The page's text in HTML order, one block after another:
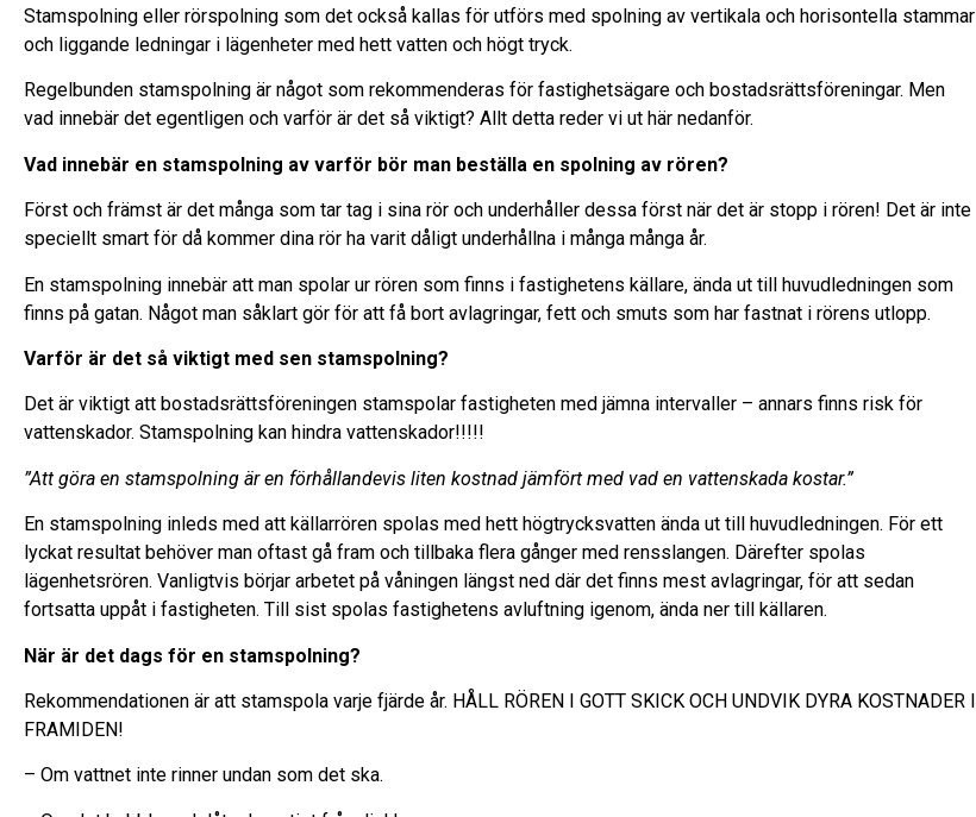
Stamspolning eller rörspolning som det också kallas för utförs med spolning av vertikala och horisontella stammar
och liggande ledningar i lägenheter med hett vatten och högt tryck.
Regelbunden stamspolning är något som rekommenderas för fastighetsägare och bostadsrättsföreningar. Men
vad innebär det egentligen och varför är det så viktigt? Allt detta reder vi ut här nedanför.
Vad innebär en stamspolning av varför bör man beställa en spolning av rören?
Först och främst är det många som tar tag i sina rör och underhåller dessa först när det är stopp i rören! Det är inte
speciellt smart för då kommer dina rör ha varit dåligt underhållna i många många år.
En stamspolning innebär att man spolar ur rören som finns i fastighetens källare, ända ut till huvudledningen som
finns på gatan. Något man såklart gör för att få bort avlagringar, fett och smuts som har fastnat i rörens utlopp.
Varför är det så viktigt med sen stamspolning?
Det är viktigt att bostadsrättsföreningen stamspolar fastigheten med jämna intervaller – annars finns risk för
vattenskador. Stamspolning kan hindra vattenskador!!!!!
”Att göra en stamspolning är en förhållandevis liten kostnad jämfört med vad en vattenskada kostar.”
En stamspolning inleds med att källarrören spolas med hett högtrycksvatten ända ut till huvudledningen. För ett
lyckat resultat behöver man oftast gå fram och tillbaka flera gånger med rensslangen. Därefter spolas
lägenhetsrören. Vanligtvis börjar arbetet på våningen längst ned där det finns mest avlagringar, för att sedan
fortsatta uppåt i fastigheten. Till sist spolas fastighetens avluftning igenom, ända ner till källaren.
När är det dags för en stamspolning?
Rekommendationen är att stamspola varje fjärde år. HÅLL RÖREN I GOTT SKICK OCH UNDVIK DYRA KOSTNADER I
FRAMIDEN!
– Om vattnet inte rinner undan som det ska.